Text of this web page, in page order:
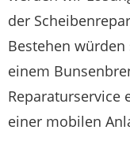
der
Bestehen
einem
Reparaturservice
einer mobilen